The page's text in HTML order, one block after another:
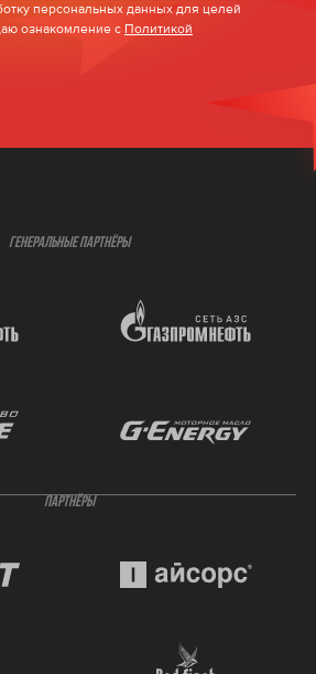
персональных данных для целей
ознакомление с Политикой
ГЕНЕРАЛЬНЫЕ ПАРТНЁРЫ
ПАРТНЁРЫ